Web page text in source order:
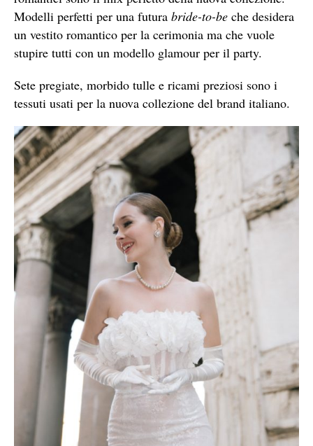
Modelli perfetti per una futura bride-to-be che desidera
un vestito romantico per la cerimonia ma che vuole
stupire tutti con un modello glamour per il party.
Sete pregiate, morbido tulle e ricami preziosi sono i
tessuti usati per la nuova collezione del brand italiano.